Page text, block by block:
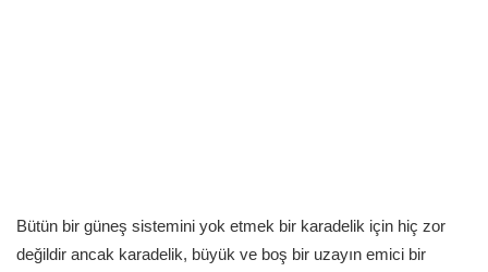
Bütün bir güneş sistemini yok etmek bir karadelik için hiç zor
değildir ancak karadelik, büyük ve boş bir uzayın emici bir